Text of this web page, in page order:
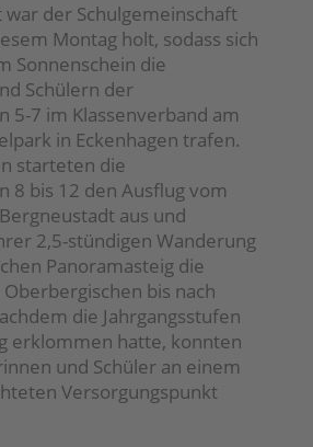
der Schulgemeinschaft
Montag holt, sodass sich
Sonnenschein die
Schülern der
5-7 im Klassenverband am
in Eckenhagen trafen.
starteten die
8 bis 12 den Ausflug vom
aus und
2,5-stündigen Wanderung
Panoramasteig die
bis nach
die Jahrgangsstufen
erklommen hatte, konnten
und Schüler an einem
Versorgungspunkt